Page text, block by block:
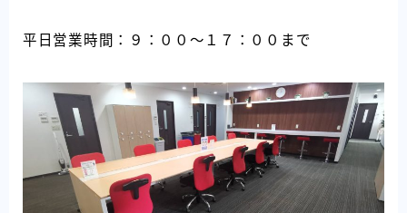
平日営業時間：９：００～１７：００まで